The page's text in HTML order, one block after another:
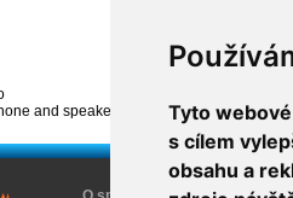
Tyto
s cílem
obsahu a
and speaker